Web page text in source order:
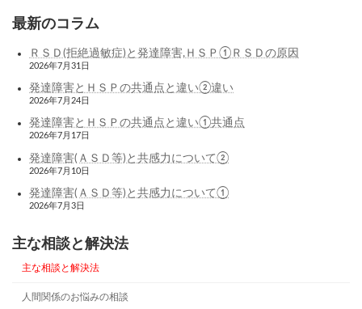
最新のコラム
ＲＳＤ(拒絶過敏症)と発達障害,ＨＳＰ①ＲＳＤの原因
2026年7月31日
発達障害とＨＳＰの共通点と違い②違い
2026年7月24日
発達障害とＨＳＰの共通点と違い①共通点
2026年7月17日
発達障害(ＡＳＤ等)と共感力について②
2026年7月10日
発達障害(ＡＳＤ等)と共感力について①
2026年7月3日
主な相談と解決法
主な相談と解決法
人間関係のお悩みの相談